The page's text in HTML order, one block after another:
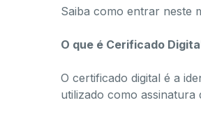
Saiba como entrar neste
O que é Cerificado
O certificado digital é a
utilizado como